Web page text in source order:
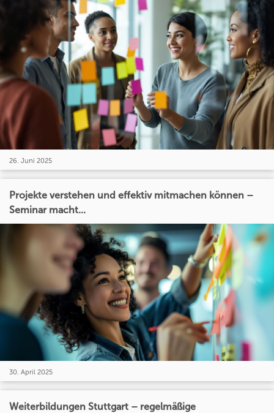
26. Juni 2025
Projekte verstehen und effektiv mitmachen können –
Seminar macht...
30. April 2025
Weiterbildungen Stuttgart – regelmäßige